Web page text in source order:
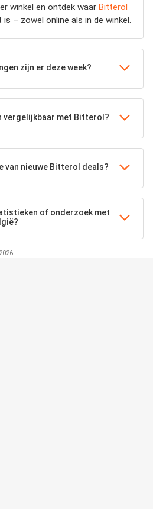
winkel en ontdek waar Bitterol
– zowel online als in de winkel.
zijn er deze week?
vergelijkbaar met Bitterol?
van nieuwe Bitterol deals?
of onderzoek met